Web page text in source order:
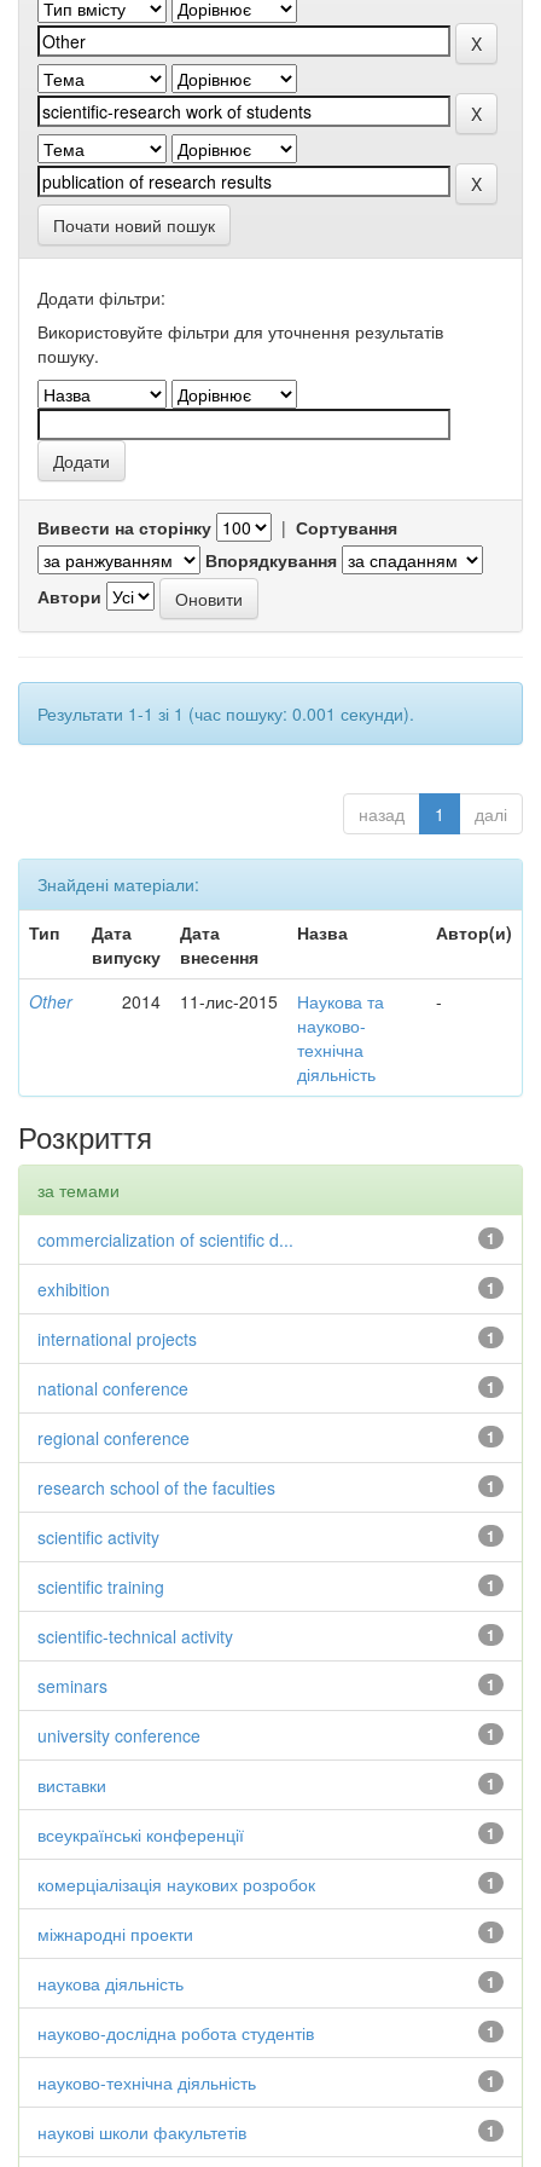
Почати новий пошук
Додати фільтри:
Використовуйте фільтри для уточнення результатів
пошуку.
Вивести на сторінку | Сортування
Впорядкування
Автори
Результати 1-1 зі 1 (час пошуку: 0.001 секунди).
назад 1 далі
Знайдені матеріали:
Тип
Дата
випуску
Дата
внесення
Назва Автор(и)
Other 2014 11-лис-2015
Наукова та
науково-
технічна
діяльність
-
Розкриття
за темами
1
commercialization of scientific d...
1
exhibition
1
international projects
1
national conference
1
regional conference
1
research school of the faculties
1
scientific activity
1
scientific training
1
scientific-technical activity
1
seminars
1
university conference
1
виставки
1
всеукраїнські конференції
1
комерціалізація наукових розробок
1
міжнародні проекти
1
наукова діяльність
1
науково-дослідна робота студентів
1
науково-технічна діяльність
1
наукові школи факультетів